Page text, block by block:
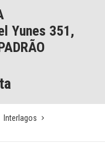
Yunes 351,
Interlagos